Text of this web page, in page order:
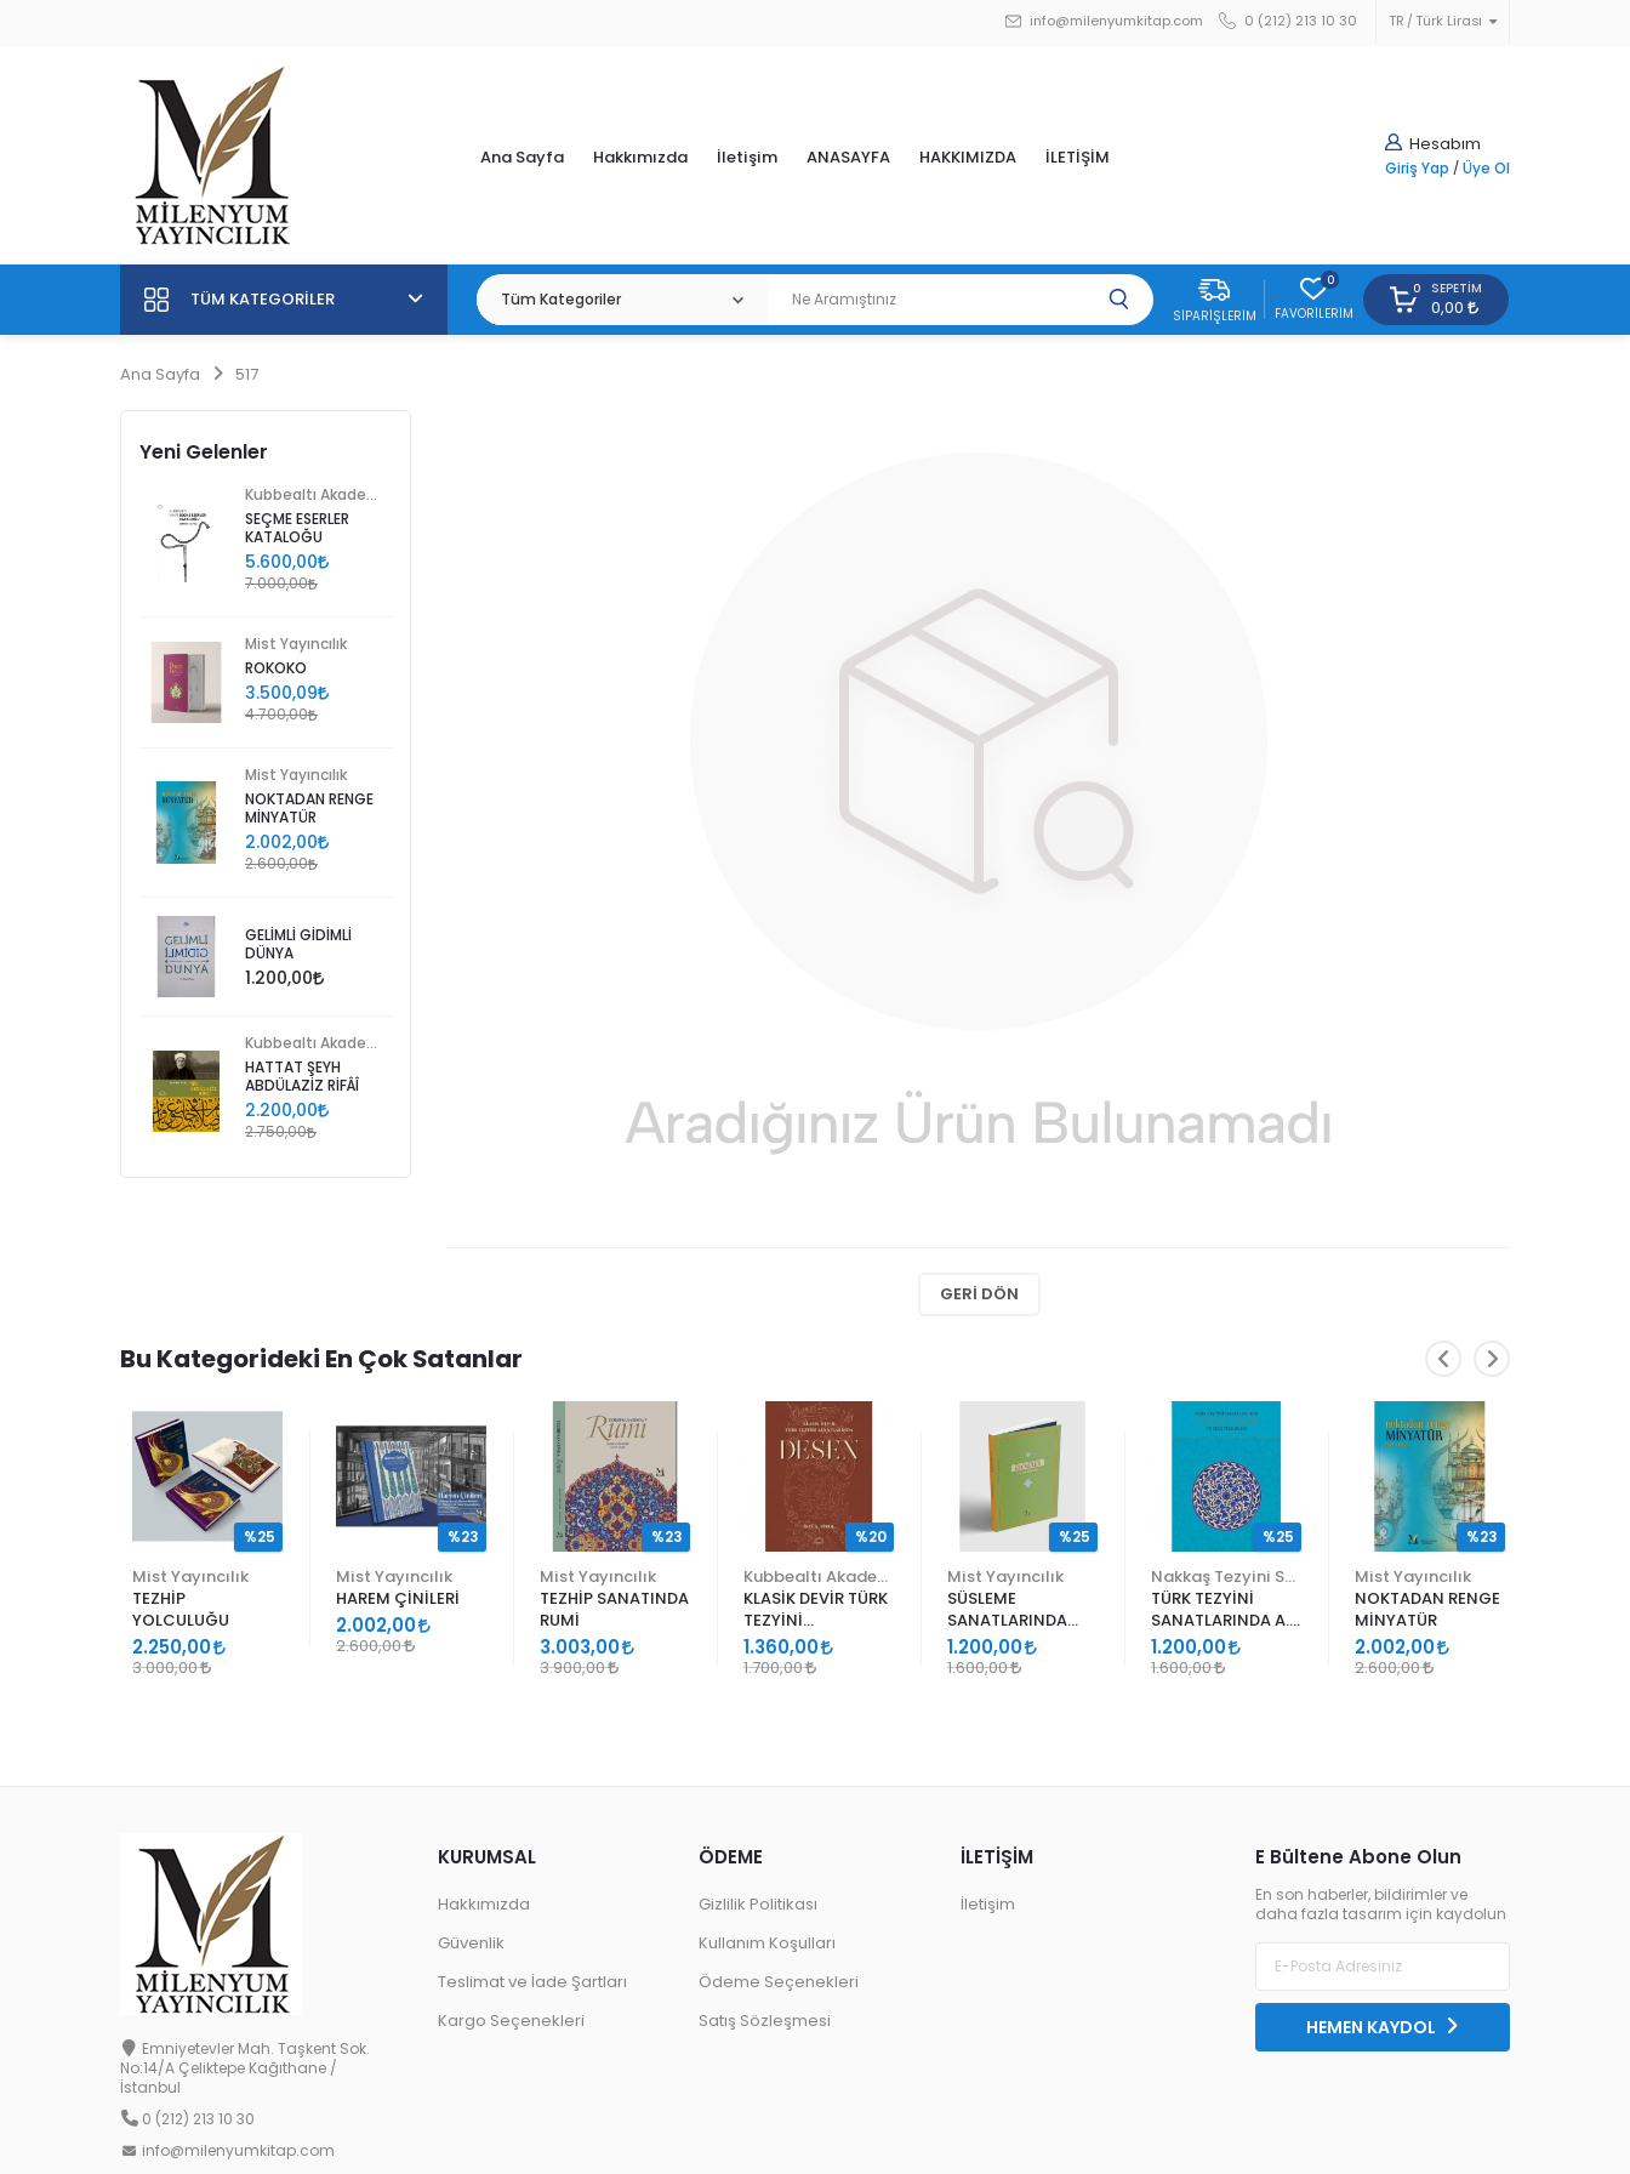
TR Türk Lirası
info@milenyumkitap.com 0 (212) 213 10 30
Hesabım
Giriş Yap / Üye Ol
Ana Sayfa Hakkımızda İletişim ANASAYFA HAKKIMIZDA İLETİŞİM
TÜM KATEGORILER
SIPARIŞLERIM
0
FAVORILERIM
0 SEPETIM
0,00
Ana Sayfa 517
GERI DÖN
Yeni Gelenler
SEÇME ESERLER
KATALOĞU
5.600,00
7.000,00
Mist Yayıncılık
ROKOKO
3.500,09
4.700,00
Mist Yayıncılık
NOKTADAN RENGE
MİNYATÜR
2.002,00
2.600,00
GELİMLİ GİDİMLİ
DÜNYA
1.200,00
HATTAT ŞEYH
ABDÜLAZİZ RİFÂÎ
2.200,00
2.750,00
Bu Kategorideki En Çok Satanlar
Mist Yayıncılık
TEZHİP
YOLCULUĞU
2.250,00
3.000,00
%25
Mist Yayıncılık
HAREM ÇİNİLERİ
2.002,00
2.600,00
%23
Mist Yayıncılık
TEZHİP SANATINDA
RUMİ
3.003,00
3.900,00
%23
KLASİK DEVİR TÜRK
TEZYİNİ
SANATLARINDA
DESEN
1.360,00
1.700,00
%20
Mist Yayıncılık
SÜSLEME
SANATLARINDA
GEÇMELER
1.200,00
1.600,00
%25
TÜRK TEZYİNİ
SANATLARINDA A.
SÜHEYL ÜNVER VE
YENİ TERKİPLERİ
1.200,00
1.600,00
%25
Mist Yayıncılık
NOKTADAN RENGE
MİNYATÜR
2.002,00
2.600,00
%23
Emniyetevler Mah. Taşkent Sok.
No:14/A Çeliktepe Kağıthane /
İstanbul
0 (212) 213 10 30
info@milenyumkitap.com
E Bültene Abone Olun
En son haberler, bildirimler ve
daha fazla tasarım için kaydolun
HEMEN KAYDOL
KURUMSAL
Hakkımızda
Güvenlik
Teslimat ve İade Şartları
Kargo Seçenekleri
ÖDEME
Gizlilik Politikası
Kullanım Koşulları
Ödeme Seçenekleri
Satış Sözleşmesi
İLETİŞİM
İletişim